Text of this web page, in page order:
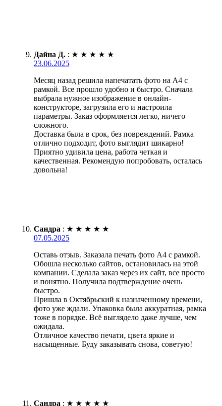
Дайна Д. : ★ ★ ★ ★ ★
23.06.2025
Месяц назад решила напечатать фото на А4 с
рамкой. Все прошло удобно и быстро. Сначала
выбрала нужное изображение в онлайн-
конструкторе, загрузила его и настроила
параметры. Заказ оформляется легко, ничего
сложного.
Доставка была в срок, без повреждений. Рамка
отлично подходит, фото выглядит шикарно!
Приятно удивила цена, работа четкая и
качественная. Рекомендую попробовать, осталась
довольна!
Сандра : ★ ★ ★ ★ ★
07.05.2025
Оставь отзыв. Заказала печать фото А4 с рамкой.
Обошла несколько сайтов, остановилась на этой
компании. Сделала заказ через их сайт, все просто
и понятно. Получила подтверждение очень
быстро.
Пришла в Октябрьский к назначенному времени,
фото уже ждали. Упаковка была аккуратная, рамка
тоже в порядке. Всё выглядело даже лучше, чем
ожидала.
Отличное качество печати, цвета яркие и
насыщенные. Буду заказывать снова, советую!
Сандра : ★ ★ ★ ★ ★